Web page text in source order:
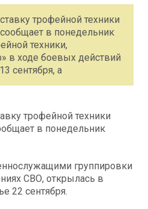
трофейной техники
в понедельник
техники,
в ходе боевых действий
сентября, а
трофейной техники
в понедельник
группировки
СВО, открылась в
22 сентября.